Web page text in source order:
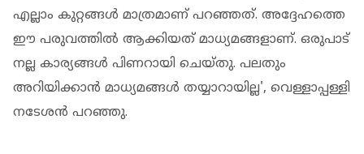
എല്ലാം കുറ്റങ്ങള്‍ മാത്രമാണ് പറഞ്ഞത്. അദ്ദേഹത്തെ
ഈ പരുവത്തില്‍ ആക്കിയത് മാധ്യമങ്ങളാണ്. ഒരുപാട്
നല്ല കാര്യങ്ങള്‍ പിണറായി ചെയ്തു. പലതും
അറിയിക്കാന്‍ മാധ്യമങ്ങള്‍ തയ്യാറായില്ല', വെള്ളാപ്പള്ളി
നടേശന്‍ പറഞ്ഞു.